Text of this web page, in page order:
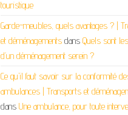
touristique
Garde-meubles, quels avantages ? |
et déménagementsdans Quels sont
d’un déménagement serein ?
Ce qu'il faut savoir sur la conformité
ambulances | Transports et
dans Une ambulance, pour toute